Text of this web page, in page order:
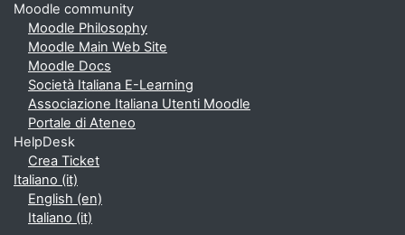
Moodle community
Moodle Philosophy
Moodle Main Web Site
Moodle Docs
Società Italiana E-Learning
Associazione Italiana Utenti Moodle
Portale di Ateneo
HelpDesk
Crea Ticket
Italiano ‎(it)‎
English ‎(en)‎
Italiano ‎(it)‎